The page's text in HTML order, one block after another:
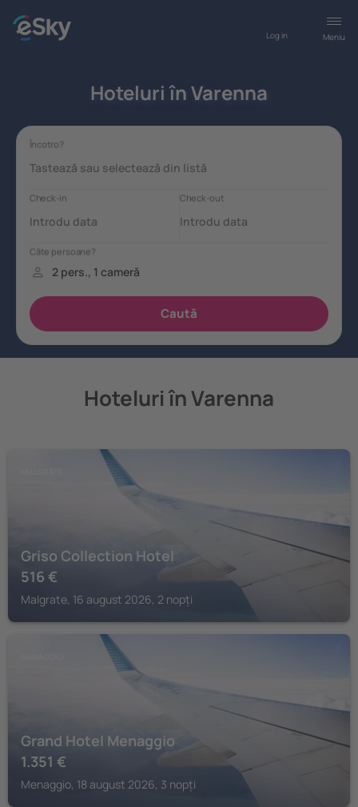
Meniu
Log in
Hoteluri în Varenna
Hoteluri în Varenna
Griso Collection Hotel
516 €
Malgrate, 16 august 2026, 2 nopți
Grand Hotel Menaggio
1.351 €
Menaggio, 18 august 2026, 3 nopți